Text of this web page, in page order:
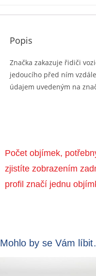
Popis
Značka zakazuje řidiči
jedoucího před ním
údajem uvedeným na
Počet objímek,
zjistíte zobrazením
profil značí jednu
Mohlo by se Vám